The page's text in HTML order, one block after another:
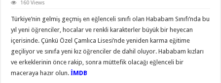
160 Views
Türkiye’nin gelmiş geçmiş en eğlenceli sınıfı olan Hababam Sınıfı’nda bu
yıl yeni öğrenciler, hocalar ve renkli karakterler büyük bir heyecan
içerisinde. Çünkü Özel Çamlıca Lisesi’nde yeniden karma eğitime
geçiliyor ve sınıfa yeni kız öğrenciler de dahil oluyor. Hababam kızları
ve erkeklerinin önce rakip, sonra müttefik olacağı eğlenceli bir
maceraya hazır olun.İMDB